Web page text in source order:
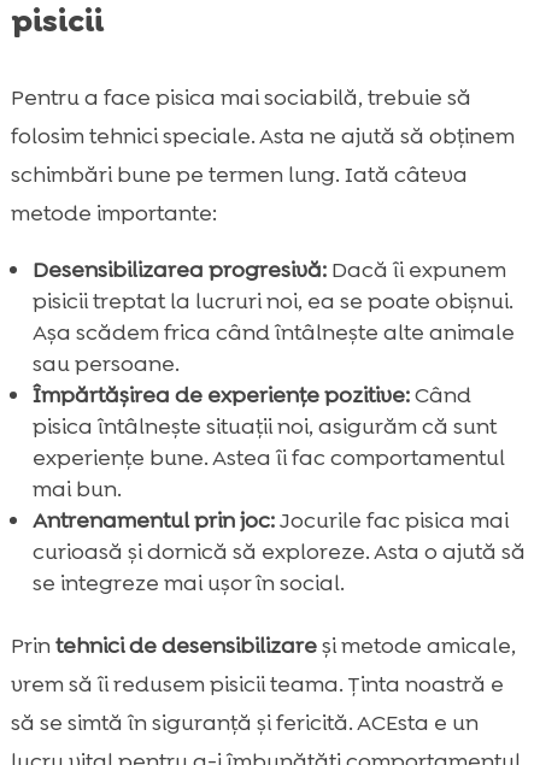
pisicii
Pentru a face pisica mai sociabilă, trebuie să
folosim tehnici speciale. Asta ne ajută să obținem
schimbări bune pe termen lung. Iată câteva
metode importante:
Desensibilizarea progresivă:Dacă îi expunem
pisicii treptat la lucruri noi, ea se poate obișnui.
Așa scădem frica când întâlnește alte animale
sau persoane.
Împărtășirea de experiențe pozitive:Când
pisica întâlnește situații noi, asigurăm că sunt
experiențe bune. Astea îi fac comportamentul
mai bun.
Antrenamentul prin joc:Jocurile fac pisica mai
curioasă și dornică să exploreze. Asta o ajută să
se integreze mai ușor în social.
Printehnici de desensibilizareși metode amicale,
vrem să îi redusem pisicii teama. Ținta noastră e
să se simtă în siguranță și fericită. ACEsta e un